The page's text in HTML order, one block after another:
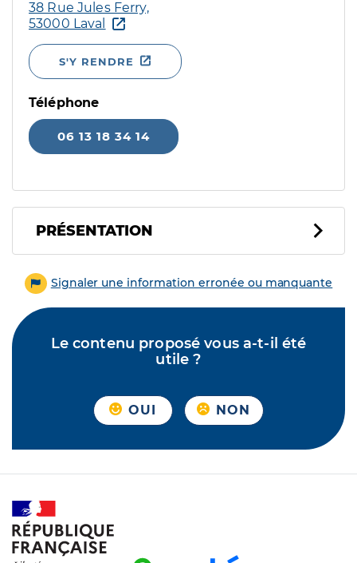
38 Rue Jules Ferry,
53000 Laval
S'Y RENDRE
Téléphone
06 13 18 34 14
PRÉSENTATION
Signaler une information erronée ou manquante
Le contenu proposé vous a-t-il été
utile ?
OUI NON